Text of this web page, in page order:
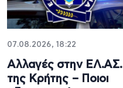
07.08.2026, 18:22
Αλλαγές στην ΕΛ.ΑΣ.
της Κρήτης – Ποιοι